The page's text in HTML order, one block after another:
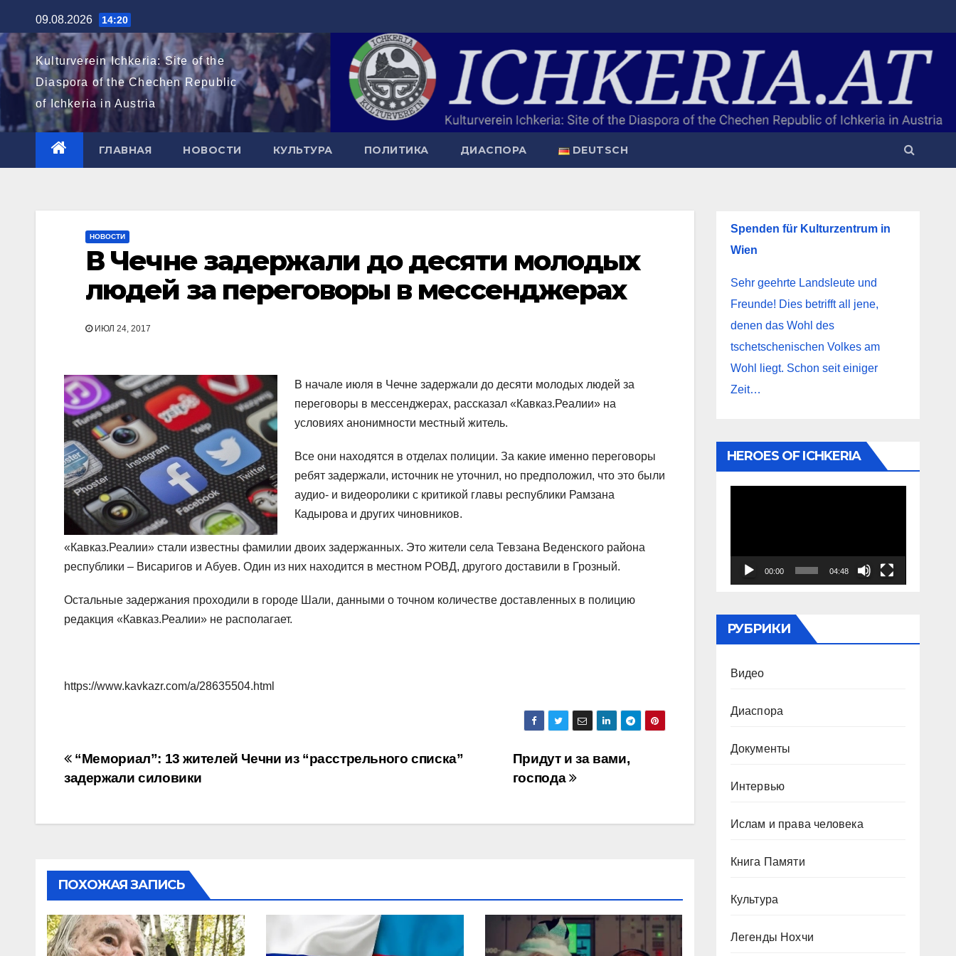
к
содержимому
09.08.2026 14:20
Kulturverein Ichkeria: Site of the
Diaspora of the Chechen Republic
of Ichkeria in Austria
ГЛАВНАЯ НОВОСТИ КУЛЬТУРА ПОЛИТИКА ДИАСПОРА DEUTSCH
НОВОСТИ
В Чечне задержали до десяти молодых
людей за переговоры в мессенджерах
ИЮЛ 24, 2017
В начале июля в Чечне задержали до десяти молодых людей за
переговоры в мессенджерах, рассказал «Кавказ.Реалии» на
условиях анонимности местный житель.
Все они находятся в отделах полиции. За какие именно переговоры
ребят задержали, источник не уточнил, но предположил, что это были
аудио- и видеоролики с критикой главы республики Рамзана
Кадырова и других чиновников.
«Кавказ.Реалии» стали известны фамилии двоих задержанных. Это жители села Тевзана Веденского района
республики – Висаригов и Абуев. Один из них находится в местном РОВД, другого доставили в Грозный.
Остальные задержания проходили в городе Шали, данными о точном количестве доставленных в полицию
редакция «Кавказ.Реалии» не располагает.
https://www.kavkazr.com/a/28635504.html
Навигация
по
Придут и за вами,
господа
“Мемориал”: 13 жителей Чечни из “расстрельного списка”
задержали силовики
ПОХОЖАЯ ЗАПИСЬ
Spenden für Kulturzentrum in
Wien
Sehr geehrte Landsleute und
Freunde! Dies betrifft all jene,
denen das Wohl des
tschetschenischen Volkes am
Wohl liegt. Schon seit einiger
Zeit…
HEROES OF ICHKERIA
00:00 04:48
РУБРИКИ
Видео
Диаспора
Документы
Интервью
Ислам и права человека
Книга Памяти
Культура
Легенды Нохчи